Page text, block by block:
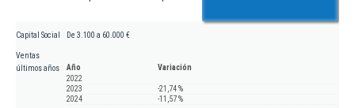
Capital Social De 3.100 a 60.000 €
Ventas
últimos años
Año
Variación
2022
2023
-21,74 %
2024
-11,57 %